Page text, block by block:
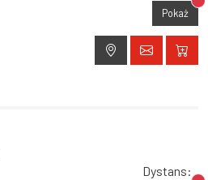
Pokaż
Dystans: